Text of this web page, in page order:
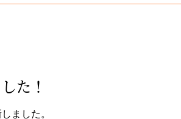
た！
ました。